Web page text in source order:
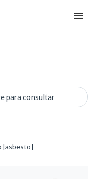
para consultar
[asbesto]